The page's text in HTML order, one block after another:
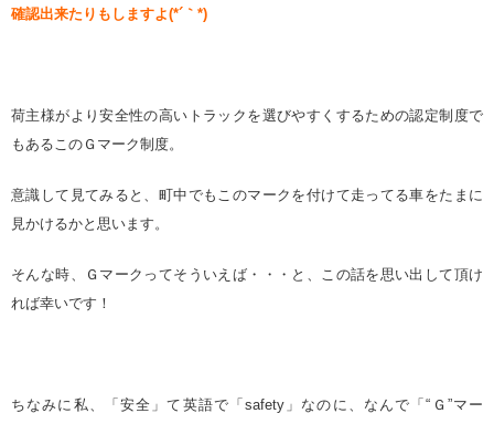
確認出来たりもしますよ(*´｀*)
荷主様がより安全性の高いトラックを選びやすくするための認定制度で
もあるこのＧマーク制度。
意識して見てみると、町中でもこのマークを付けて走ってる車をたまに
見かけるかと思います。
そんな時、Ｇマークってそういえば・・・と、この話を思い出して頂け
れば幸いです！
ちなみに私、「安全」て英語で「safety 」なのに、なんで「“Ｇ”マー